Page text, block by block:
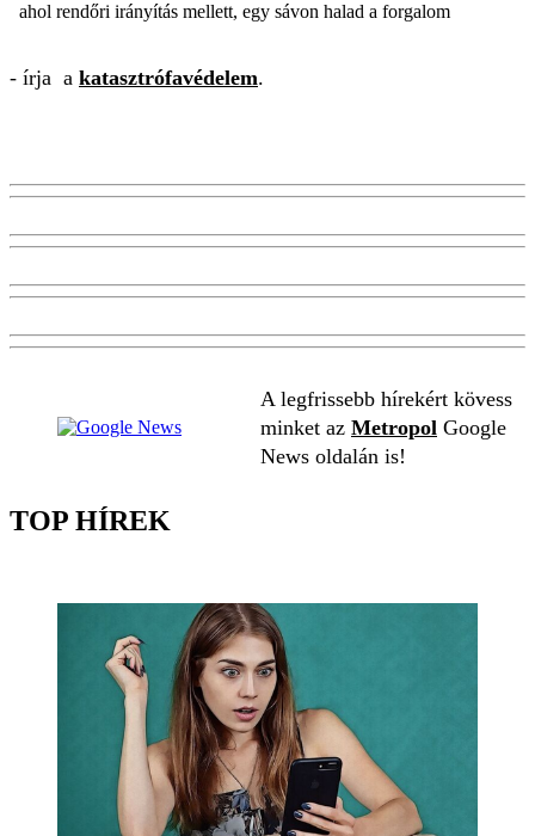
ahol rendőri irányítás mellett, egy sávon halad a forgalom
- írja a katasztrófavédelem.
A legfrissebb hírekért kövess
minket az Metropol Google
News oldalán is!
TOP HÍREK